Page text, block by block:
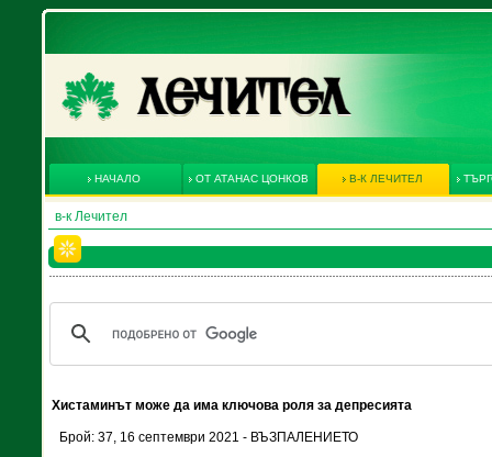
НАЧАЛО ОТ АТАНАС ЦОНКОВ В-К ЛЕЧИТЕЛ
в-к Лечител
Хистаминът може да има ключова роля за депресията
Брой: 37, 16 септември 2021 - ВЪЗПАЛЕНИЕТО